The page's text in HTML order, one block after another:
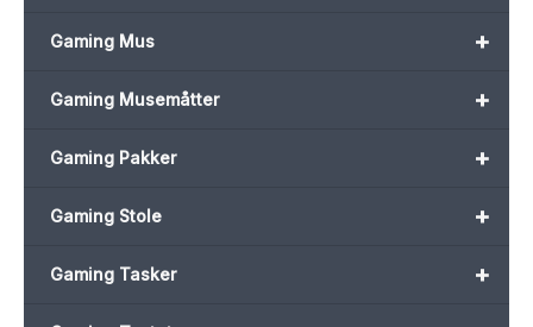
+
Gaming Mus
+
Gaming Musemåtter
+
Gaming Pakker
+
Gaming Stole
+
Gaming Tasker